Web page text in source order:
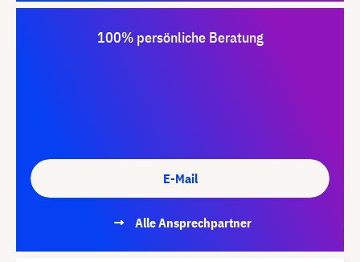
100% persönliche Beratung
E-Mail
Alle Ansprechpartner